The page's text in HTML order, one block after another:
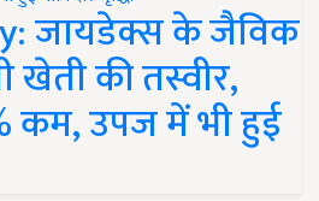
जायडेक्स के जैविक
खेती की तस्वीर,
कम, उपज में भी हुई